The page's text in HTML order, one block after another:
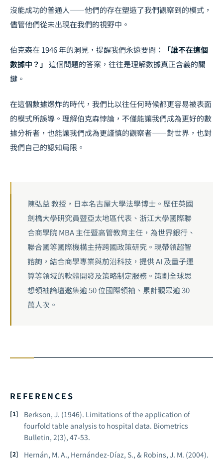
沒能成功的普通人——他們的存在塑造了我們觀察到的模式，
儘管他們從未出現在我們的視野中。
伯克森在 1946 年的洞見，提醒我們永遠要問：
「誰不在這個
數據中？」 這個問題的答案，往往是理解數據真正含義的關
鍵。
在這個數據爆炸的時代，我們比以往任何時候都更容易被表面
的模式所誤導。理解伯克森悖論，不僅能讓我們成為更好的數
據分析者，也能讓我們成為更謹慎的觀察者——對世界，也對
我們自己的認知局限。
陳弘益 教授，日本名古屋大學法學博士。歷任英國
劍橋大學研究員暨亞太地區代表、浙江大學國際聯
合商學院 MBA 主任暨高管教育主任，為世界銀行、
聯合國等國際機構主持跨國政策研究。現帶領超智
諮詢，結合商學專業與前沿科技，提供 AI 及量子運
算等領域的軟體開發及策略制定服務。策劃全球思
想領袖論壇邀集逾 50 位國際領袖、累計觀眾逾 30
萬人次。
REFERENCES
Berkson, J. (1946). Limitations of the application of
fourfold table analysis to hospital data. Biometrics
Bulletin, 2(3), 47-53.
Hernán, M. A., Hernández-Díaz, S., & Robins, J. M. (2004).